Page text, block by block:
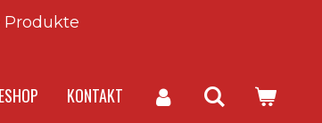
KONTAKT